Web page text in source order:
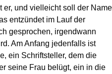
er, und vielleicht soll der Name
entzündet im Lauf der
gesprochen, irgendwann
Am Anfang jedenfalls ist
ein Schriftsteller, dem die
seine Frau belügt, ein in die